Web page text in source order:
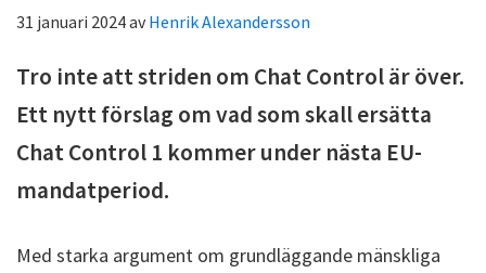
31 januari 2024avHenrik Alexandersson
Tro inte att striden om Chat Control är över.
Ett nytt förslag om vad som skall ersätta
Chat Control 1 kommer under nästa EU-
mandatperiod.
Med starka argument om grundläggande mänskliga